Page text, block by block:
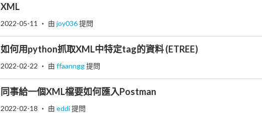
XML
2022-05-11 ‧ 由 joy036提問
如何用python抓取XML中特定tag的資料 (ETREE)
2022-02-22 ‧ 由 ffaanngg提問
同事給一個XML檔要如何匯入Postman
2022-02-18 ‧ 由 eddi提問